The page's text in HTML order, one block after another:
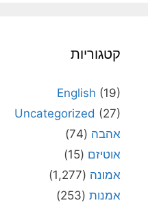
קטגוריות
English (19)
Uncategorized (27)
אהבה (74)
אוטיזם (15)
אמונה (1,277)
אמנות (253)